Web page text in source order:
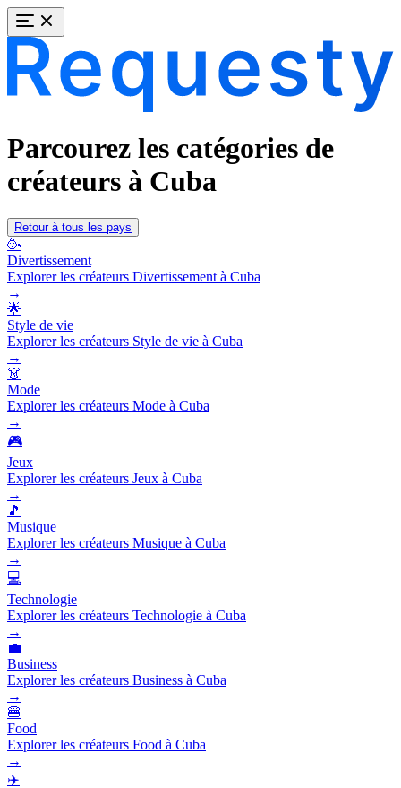
Parcourez les catégories de
créateurs à Cuba
Retour à tous les pays
🥳
Divertissement
Explorer les créateurs Divertissement à Cuba
→
🌟
Style de vie
Explorer les créateurs Style de vie à Cuba
→
👗
Mode
Explorer les créateurs Mode à Cuba
→
🎮
Jeux
Explorer les créateurs Jeux à Cuba
→
🎵
Musique
Explorer les créateurs Musique à Cuba
→
💻
Technologie
Explorer les créateurs Technologie à Cuba
→
💼
Business
Explorer les créateurs Business à Cuba
→
🍔
Food
Explorer les créateurs Food à Cuba
→
✈️